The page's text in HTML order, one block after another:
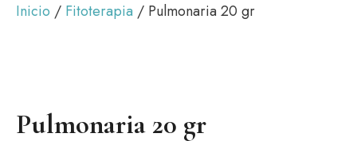
Inicio / Fitoterapia / Pulmonaria 20 gr
Pulmonaria 20 gr